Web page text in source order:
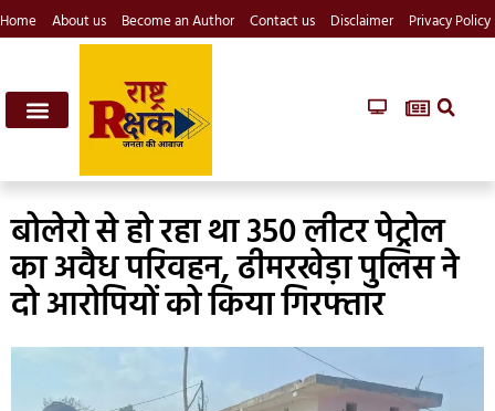
Home About us Become an Author Contact us Disclaimer Privacy Policy
बोलेरो से हो रहा था 350 लीटर पेट्रोल
का अवैध परिवहन, ढीमरखेड़ा पुलिस ने
दो आरोपियों को किया गिरफ्तार